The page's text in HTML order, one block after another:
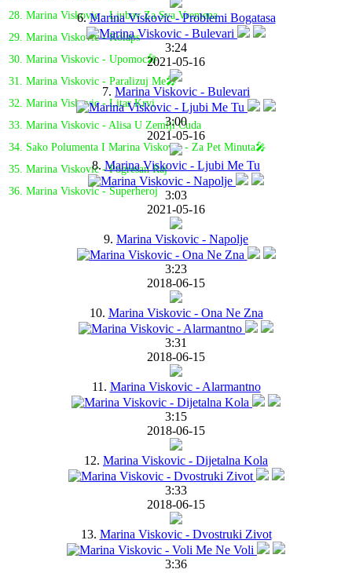
28. Marina Viskovic - Ljubav Za Sva Vremena
29. Marina Viskovic - Kolaps
30. Marina Viskovic - Upomoc🎤
31. Marina Viskovic - Paralizuj Me🎤
32. Marina Viskovic - Litar Krvi
33. Marina Viskovic - Alisa U Zemlji Cuda
34. Sako Polumenta I Marina Viskovic - Za Pet Minuta🎤
35. Marina Viskovic - Pogresan Raj
36. Marina Viskovic - Superheroj
6.Marina Viskovic - Problemi Bogatasa
3:24
2021-05-16
7. Marina Viskovic - Bulevari
3:00
2021-05-16
8. Marina Viskovic - Ljubi Me Tu
3:03
2021-05-16
9. Marina Viskovic - Napolje
3:23
2018-06-15
10. Marina Viskovic - Ona Ne Zna
3:31
2018-06-15
11. Marina Viskovic - Alarmantno
3:15
2018-06-15
12. Marina Viskovic - Dijetalna Kola
3:33
2018-06-15
13. Marina Viskovic - Dvostruki Zivot
3:36